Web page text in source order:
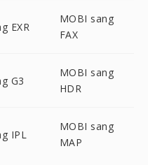
EXR
MOBI sang
FAX
G3
MOBI sang
HDR
IPL
MOBI sang
MAP